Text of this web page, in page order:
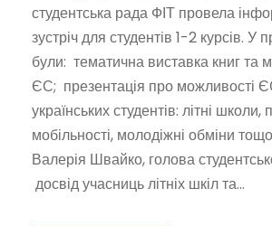
студентська рада ФІТ провела
зустріч для студентів 1-2 курсів. У
були: тематична виставка книг та
ЄС; презентація про можливості
українських студентів: літні школи,
мобільності, молодіжні обміни
Валерія Швайко, голова
досвід учасниць літніх шкіл та...